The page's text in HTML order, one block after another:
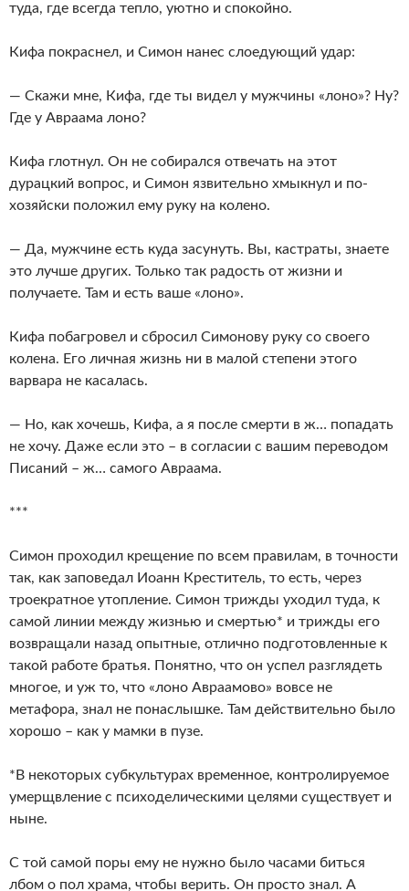
туда, где всегда тепло, уютно и спокойно.
Кифа покраснел, и Симон нанес слоедующий удар:
— Скажи мне, Кифа, где ты видел у мужчины «лоно»? Ну?
Где у Авраама лоно?
Кифа глотнул. Он не собирался отвечать на этот
дурацкий вопрос, и Симон язвительно хмыкнул и по-
хозяйски положил ему руку на колено.
— Да, мужчине есть куда засунуть. Вы, кастраты, знаете
это лучше других. Только так радость от жизни и
получаете. Там и есть ваше «лоно».
Кифа побагровел и сбросил Симонову руку со своего
колена. Его личная жизнь ни в малой степени этого
варвара не касалась.
— Но, как хочешь, Кифа, а я после смерти в ж… попадать
не хочу. Даже если это – в согласии с вашим переводом
Писаний – ж… самого Авраама.
***
Симон проходил крещение по всем правилам, в точности
так, как заповедал Иоанн Креститель, то есть, через
троекратное утопление. Симон трижды уходил туда, к
самой линии между жизнью и смертью* и трижды его
возвращали назад опытные, отлично подготовленные к
такой работе братья. Понятно, что он успел разглядеть
многое, и уж то, что «лоно Авраамово» вовсе не
метафора, знал не понаслышке. Там действительно было
хорошо – как у мамки в пузе.
*В некоторых субкультурах временное, контролируемое
умерщвление с психоделическими целями существует и
ныне.
С той самой поры ему не нужно было часами биться
лбом о пол храма, чтобы верить. Он просто знал. А